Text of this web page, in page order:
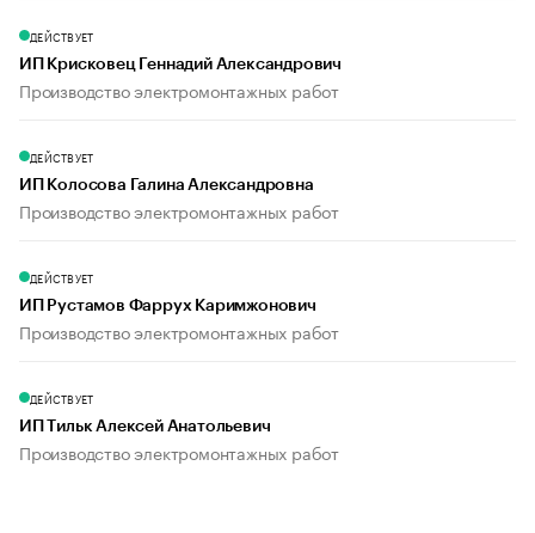
ДЕЙСТВУЕТ
ИП Крисковец Геннадий Александрович
Производство электромонтажных работ
ДЕЙСТВУЕТ
ИП Колосова Галина Александровна
Производство электромонтажных работ
ДЕЙСТВУЕТ
ИП Рустамов Фаррух Каримжонович
Производство электромонтажных работ
ДЕЙСТВУЕТ
ИП Тильк Алексей Анатольевич
Производство электромонтажных работ